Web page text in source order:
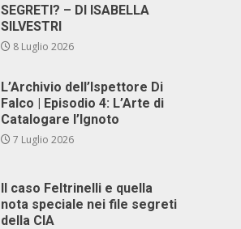
SEGRETI? – DI ISABELLA
SILVESTRI
8 Luglio 2026
L’Archivio dell’Ispettore Di
Falco | Episodio 4: L’Arte di
Catalogare l’Ignoto
7 Luglio 2026
Il caso Feltrinelli e quella
nota speciale nei file segreti
della CIA